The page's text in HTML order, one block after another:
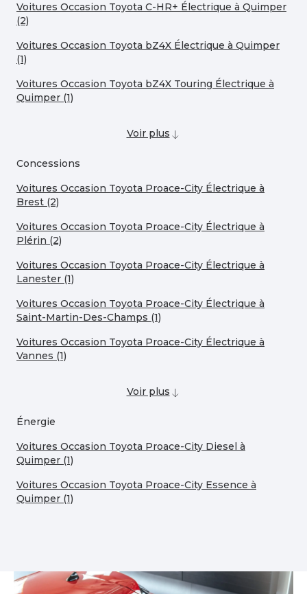
Voitures Occasion Toyota C-HR+ Électrique à Quimper
(2)
Voitures Occasion Toyota bZ4X Électrique à Quimper
(1)
Voitures Occasion Toyota bZ4X Touring Électrique à
Quimper (1)
Voir plus
Concessions
Voitures Occasion Toyota Proace-City Électrique à
Brest (2)
Voitures Occasion Toyota Proace-City Électrique à
Plérin (2)
Voitures Occasion Toyota Proace-City Électrique à
Lanester (1)
Voitures Occasion Toyota Proace-City Électrique à
Saint-Martin-Des-Champs (1)
Voitures Occasion Toyota Proace-City Électrique à
Vannes (1)
Voir plus
Énergie
Voitures Occasion Toyota Proace-City Diesel à
Quimper (1)
Voitures Occasion Toyota Proace-City Essence à
Quimper (1)